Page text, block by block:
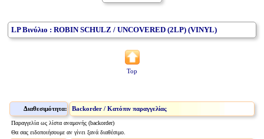
LP Βινύλιο : ROBIN SCHULZ / UNCOVERED (2LP) (VINYL)
Top
Διαθεσιμότητα: Backorder / Κατόπιν παραγγελίας
Παραγγελία ως λίστα αναμονής (backorder)
Θα σας ειδοποιήσουμε αν γίνει ξανά διαθέσιμο.